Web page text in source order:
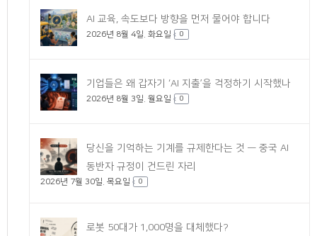
AI 교육, 속도보다 방향을 먼저 물어야 합니다
2026년 8월 4일. 화요일 0
기업들은 왜 갑자기 ‘AI 지출’을 걱정하기 시작했나
2026년 8월 3일. 월요일 0
당신을 기억하는 기계를 규제한다는 것 — 중국 AI
동반자 규정이 건드린 자리
2026년 7월 30일. 목요일 0
로봇 50대가 1,000명을 대체했다?